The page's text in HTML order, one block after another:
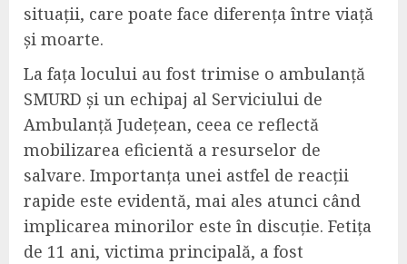
situații, care poate face diferența între viață
și moarte.
La fața locului au fost trimise o ambulanță
SMURD și un echipaj al Serviciului de
Ambulanță Județean, ceea ce reflectă
mobilizarea eficientă a resurselor de
salvare. Importanța unei astfel de reacții
rapide este evidentă, mai ales atunci când
implicarea minorilor este în discuție. Fetița
de 11 ani, victima principală, a fost